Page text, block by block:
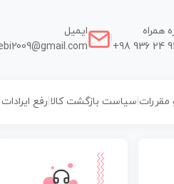
همراه
+98 936 24
ایمیل
مقررات سیاست بازگشت کالا رفع